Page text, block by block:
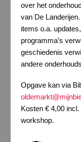
over het
van De
items o.a.
programma’s
geschiedenis
andere
Opgave kan via
Kosten € 4,00
workshop.